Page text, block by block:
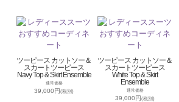
ツーピース カットソー＆
スカートツーピース
Navy Top & Skirt Ensemble
通常価格
39,000円(税別)
ツーピース カットソー＆
スカートツーピース
White Top & Skirt
Ensemble
通常価格
39,000円(税別)